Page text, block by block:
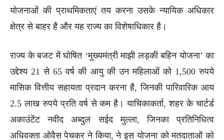
योजनाओं की प्राथमिकताएं तय करना उसके न्यायिक अधिकार
क्षेत्र से बाहर है और यह राज्य का विशेषाधिकार है।
राज्य के बजट में घोषित ‘मुख्यमंत्री माझी लड़की बहिन योजना’ का
उद्देश्य 21 से 65 वर्ष की आयु की उन महिलाओं को 1,500 रुपये
मासिक वित्तीय सहायता प्रदान करना है, जिनकी पारिवारिक आय
2.5 लाख रुपये प्रति वर्ष से कम है। याचिकाकर्ता, शहर के चार्टर्ड
अकाउंटेंट नवीद अब्दुल सईद मुल्ला, जिनका प्रतिनिधित्व
अधिवक्ता ओवैस पेचकर ने किया, ने इस योजना को मतदाताओं को